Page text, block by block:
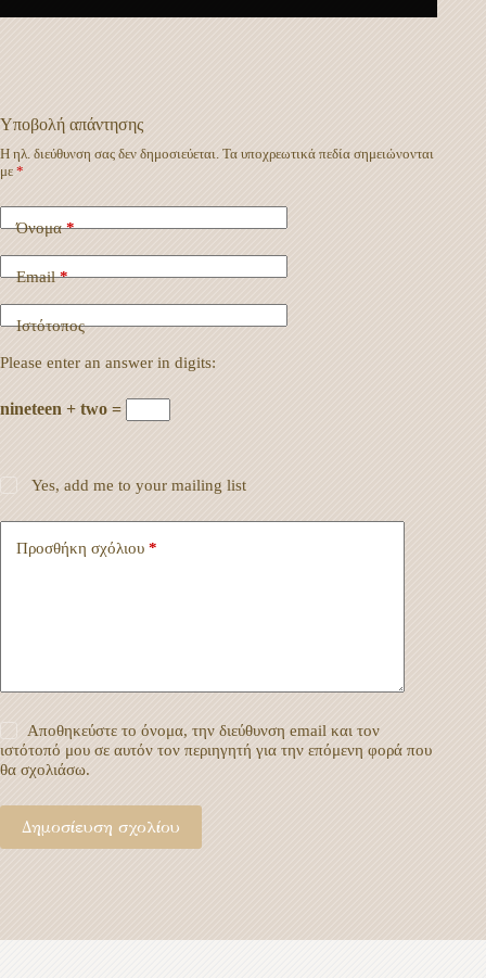
Υποβολή απάντησης
Η ηλ. διεύθυνση σας δεν δημοσιεύεται. Τα υποχρεωτικά πεδία σημειώνονται
με *
Όνομα*
Email*
Ιστότοπος
Please enter an answer in digits:
nineteen + two =
Yes, add me to your mailing list
Προσθήκη σχόλιου *
Αποθηκεύστε το όνομα, την διεύθυνση email και τον
ιστότοπό μου σε αυτόν τον περιηγητή για την επόμενη φορά που
θα σχολιάσω.
Δημοσίευση σχολίου